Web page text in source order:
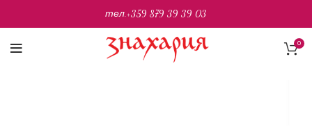
0
тел.+359 879 39 39 03